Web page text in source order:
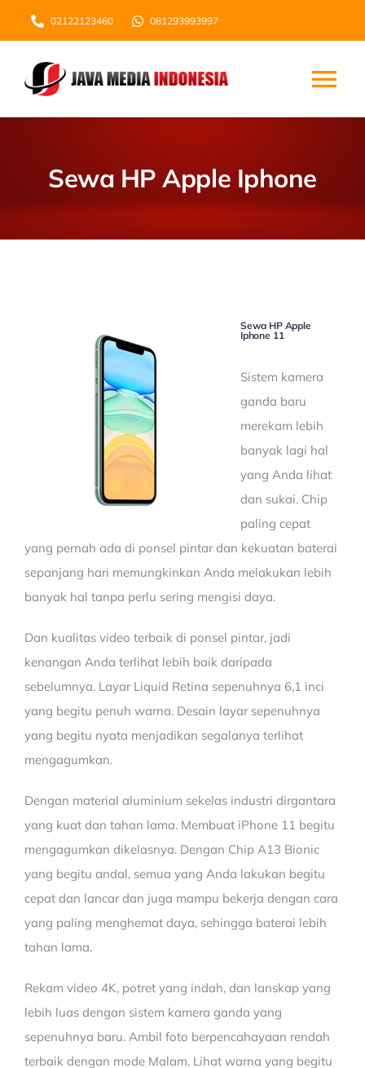
content
02122123460 081293993997
Sewa HP Apple Iphone
Sewa HP Apple
Iphone 11
Sistem kamera
ganda baru
merekam lebih
banyak lagi hal
yang Anda lihat
dan sukai. Chip
paling cepat
yang pernah ada di ponsel pintar dan kekuatan baterai
sepanjang hari memungkinkan Anda melakukan lebih
banyak hal tanpa perlu sering mengisi daya.
Dan kualitas video terbaik di ponsel pintar, jadi
kenangan Anda terlihat lebih baik daripada
sebelumnya. Layar Liquid Retina sepenuhnya 6,1 inci
yang begitu penuh warna. Desain layar sepenuhnya
yang begitu nyata menjadikan segalanya terlihat
mengagumkan.
Dengan material aluminium sekelas industri dirgantara
yang kuat dan tahan lama. Membuat iPhone 11 begitu
mengagumkan dikelasnya. Dengan Chip A13 Bionic
yang begitu andal, semua yang Anda lakukan begitu
cepat dan lancar dan juga mampu bekerja dengan cara
yang paling menghemat daya, sehingga baterai lebih
tahan lama.
Rekam video 4K, potret yang indah, dan lanskap yang
lebih luas dengan sistem kamera ganda yang
sepenuhnya baru. Ambil foto berpencahayaan rendah
terbaik dengan mode Malam. Lihat warna yang begitu